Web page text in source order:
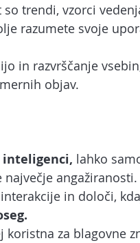
trendi, vzorci
razumete svoje
in razvrščanje
objav.
lahko
angažiranosti.
in določi,
za blagovne